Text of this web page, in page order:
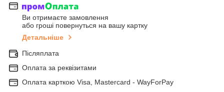
Ви отримаєте замовлення
або гроші повернуться на вашу картку
Детальніше
Післяплата
Оплата за реквізитами
Оплата карткою Visa, Mastercard - WayForPay